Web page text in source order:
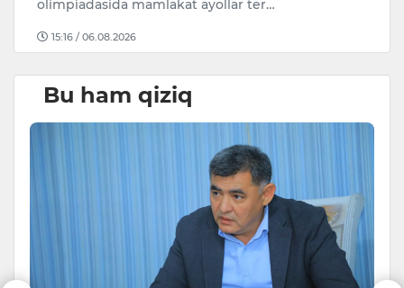
olimpiadasida mamlakat ayollar ter…
15:16 / 06.08.2026
Bu ham qiziq